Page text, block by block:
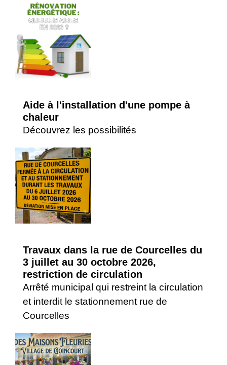
Aide à l'installation d'une pompe à
chaleur
Découvrez les possibilités
Travaux dans la rue de Courcelles du
3 juillet au 30 octobre 2026,
restriction de circulation
Arrêté municipal qui restreint la circulation
et interdit le stationnement rue de
Courcelles